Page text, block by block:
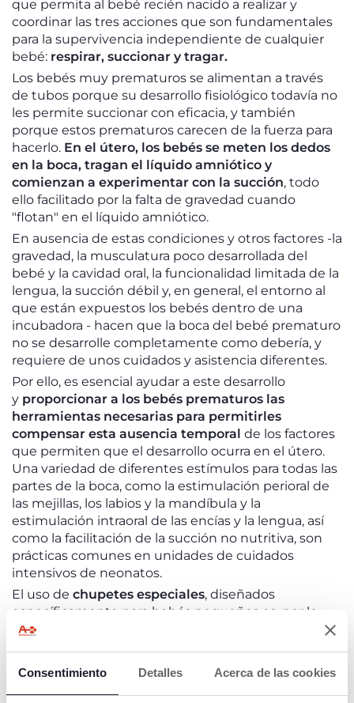
Consentimiento Detalles Acerca de las cookies
que permita al bebé recién nacido a realizar y
coordinar las tres acciones que son fundamentales
para la supervivencia independiente de cualquier
bebé: respirar, succionar y tragar.
Los bebés muy prematuros se alimentan a través
de tubos porque su desarrollo fisiológico todavía no
les permite succionar con eficacia, y también
porque estos prematuros carecen de la fuerza para
hacerlo. En el útero, los bebés se meten los dedos
en la boca, tragan el líquido amniótico y
comienzan a experimentar con la succión, todo
ello facilitado por la falta de gravedad cuando
"flotan" en el líquido amniótico.
En ausencia de estas condiciones y otros factores -la
gravedad, la musculatura poco desarrollada del
bebé y la cavidad oral, la funcionalidad limitada de la
lengua, la succión débil y, en general, el entorno al
que están expuestos los bebés dentro de una
incubadora - hacen que la boca del bebé prematuro
no se desarrolle completamente como debería, y
requiere de unos cuidados y asistencia diferentes.
Por ello, es esencial ayudar a este desarrollo
y proporcionar a los bebés prematuros las
herramientas necesarias para permitirles
compensar esta ausencia temporal de los factores
que permiten que el desarrollo ocurra en el útero.
Una variedad de diferentes estímulos para todas las
partes de la boca, como la estimulación perioral de
las mejillas, los labios y la mandíbula y la
estimulación intraoral de las encías y la lengua, así
como la facilitación de la succión no nutritiva, son
prácticas comunes en unidades de cuidados
intensivos de neonatos.
El uso de chupetes especiales, diseñados
específicamente para bebés pequeños es, por lo
tanto, muy importante. Tienen que ser
carani inferir con ningún tubo. Estos chupetes son
ayudas esenciales para fomentar la succión, que en